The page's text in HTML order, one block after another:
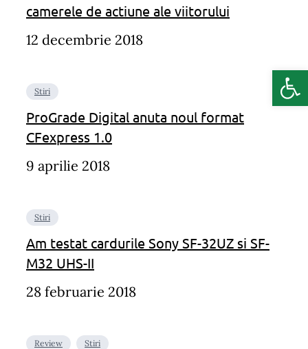
camerele de actiune ale viitorului
12 decembrie 2018
Stiri
ProGrade Digital anuta noul format
CFexpress 1.0
9 aprilie 2018
Stiri
Am testat cardurile Sony SF-32UZ si SF-
M32 UHS-II
28 februarie 2018
Review Stiri